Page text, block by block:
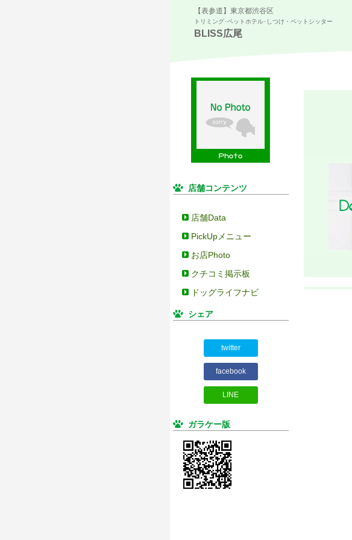
【表参道】東京都渋谷区
トリミング･ペットホテル･しつけ・ペットシッター
BLISS広尾
店舗コンテンツ
店舗Data
PickUpメニュー
お店Photo
クチコミ掲示板
ドッグライフナビ
シェア
twitter
facebook
LINE
ガラケー版